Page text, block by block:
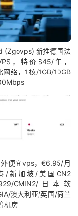
(Zgovps) 新推德国法
，特价$45/年，
网络，1核/1GB/10GB
外便宜vps，€6.95/月
/新加坡/美国CN2
CMIN2/日本软
澳大利亚/英国/荷兰
机房